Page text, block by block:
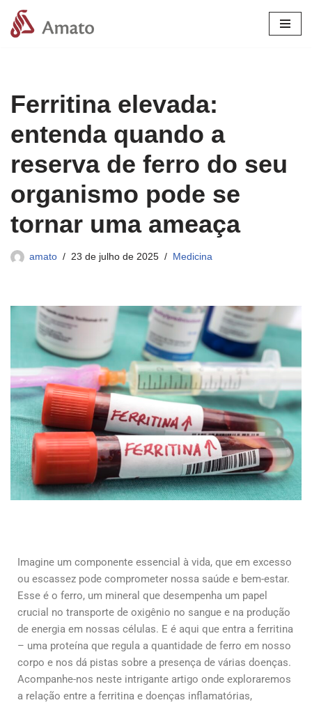
Pular
Ferritina elevada:
entenda quando a
reserva de ferro do seu
organismo pode se
tornar uma ameaça
amato 23 de julho de 2025 Medicina
Imagine um componente essencial à vida, que em excesso
ou escassez pode comprometer nossa saúde e bem-estar.
Esse é o ferro, um mineral que desempenha um papel
crucial no transporte de oxigênio no sangue e na produção
de energia em nossas células. E é aqui que entra a ferritina
– uma proteína que regula a quantidade de ferro em nosso
corpo e nos dá pistas sobre a presença de várias doenças.
Acompanhe-nos neste intrigante artigo onde exploraremos
a relação entre a ferritina e doenças inflamatórias,